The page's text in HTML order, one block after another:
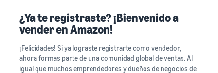
¿Ya te registraste? ¡Bienvenido a
vender en Amazon!
¡Felicidades! Si ya lograste registrarte como vendedor,
ahora formas parte de una comunidad global de ventas. Al
igual que muchos emprendedores y dueños de negocios de